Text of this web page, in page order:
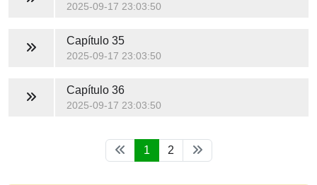
2025-09-17 23:03:50
Capítulo 35
2025-09-17 23:03:50
Capítulo 36
2025-09-17 23:03:50
1 2